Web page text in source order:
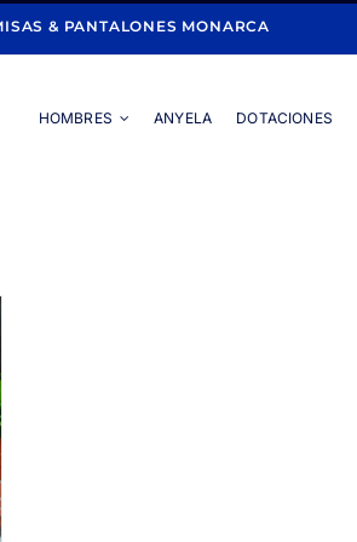
& PANTALONES MONARCA
HOMBRES ANYELA DOTACIONES